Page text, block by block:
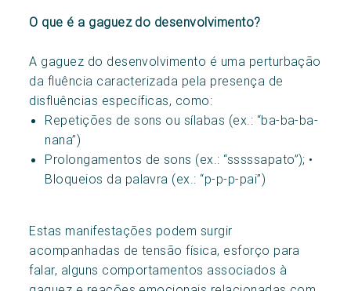
O que é a gaguez do desenvolvimento?
A gaguez do desenvolvimento é uma perturbação
da fluência caracterizada pela presença de
disfluências específicas, como:
Repetições de sons ou sílabas (ex.: “ba-ba-ba-
nana”)
Prolongamentos de sons (ex.: “sssssapato”); •
Bloqueios da palavra (ex.: “p-p-p-pai”)
Estas manifestações podem surgir
acompanhadas de tensão física, esforço para
falar, alguns comportamentos associados à